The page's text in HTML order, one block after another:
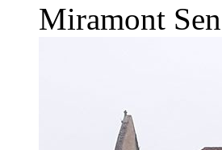
Miramont